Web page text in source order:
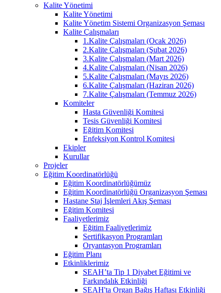
Kalite Yönetimi
Kalite Yönetimi
Kalite Yönetim Sistemi Organizasyon Şeması
Kalite Çalışmaları
1.Kalite Çalışmaları (Ocak 2026)
2.Kalite Çalışmaları (Şubat 2026)
3.Kalite Çalışmaları (Mart 2026)
4.Kalite Çalışmaları (Nisan 2026)
5.Kalite Çalışmaları (Mayıs 2026)
6.Kalite Çalışmaları (Haziran 2026)
7.Kalite Çalışmaları (Temmuz 2026)
Komiteler
Hasta Güvenliği Komitesi
Tesis Güvenliği Komitesi
Eğitim Komitesi
Enfeksiyon Kontrol Komitesi
Ekipler
Kurullar
Projeler
Eğitim Koordinatörlüğü
Eğitim Koordinatörlüğümüz
Eğitim Koordinatörlüğü Organizasyon Şeması
Hastane Staj İşlemleri Akış Şeması
Eğitim Komitesi
Faaliyetlerimiz
Eğitim Faaliyetlerimiz
Sertifikasyon Programları
Oryantasyon Programları
Eğitim Planı
Etkinliklerimiz
SEAH’ta Tip 1 Diyabet Eğitimi ve
Farkındalık Etkinliği
SEAH'ta Organ Bağış Haftası Etkinliği